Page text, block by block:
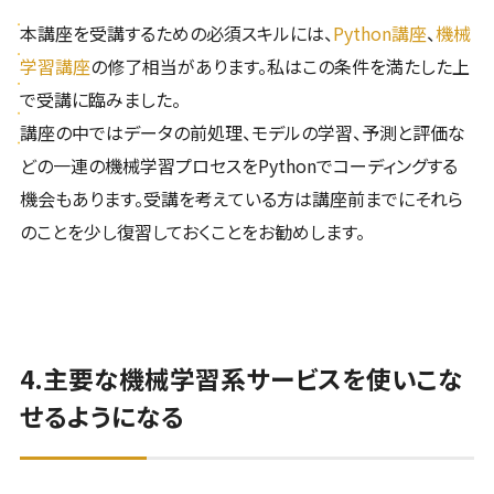
本講座を受講するための必須スキルには、Python講座、機械
学習講座の修了相当があります。私はこの条件を満たした上
で受講に臨みました。
講座の中ではデータの前処理、モデルの学習、予測と評価な
どの一連の機械学習プロセスをPythonでコーディングする
機会もあります。受講を考えている方は講座前までにそれら
のことを少し復習しておくことをお勧めします。
4.主要な機械学習系サービスを使いこな
せるようになる